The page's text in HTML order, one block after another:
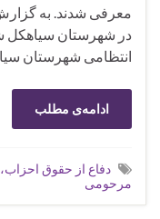
معرفی شدند. به گزارش
در شهرستان سیاهکل
انتظامی شهرستان
ادامه‌ی مطلب
دفاع از حقوق
مرحومی